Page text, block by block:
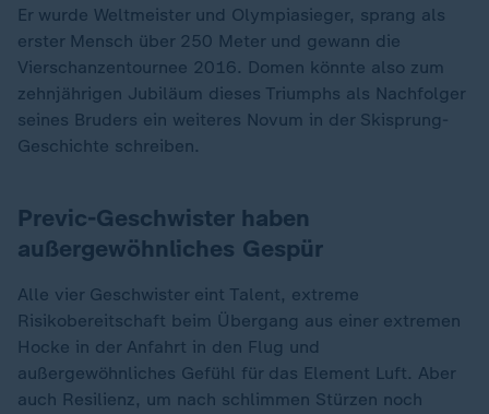
Er wurde Weltmeister und Olympiasieger, sprang als
erster Mensch über 250 Meter und gewann die
Vierschanzentournee 2016. Domen könnte also zum
zehnjährigen Jubiläum dieses Triumphs als Nachfolger
seines Bruders ein weiteres Novum in der Skisprung-
Geschichte schreiben.
Previc-Geschwister haben
außergewöhnliches Gespür
Alle vier Geschwister eint Talent, extreme
Risikobereitschaft beim Übergang aus einer extremen
Hocke in der Anfahrt in den Flug und
außergewöhnliches Gefühl für das Element Luft. Aber
auch Resilienz, um nach schlimmen Stürzen noch